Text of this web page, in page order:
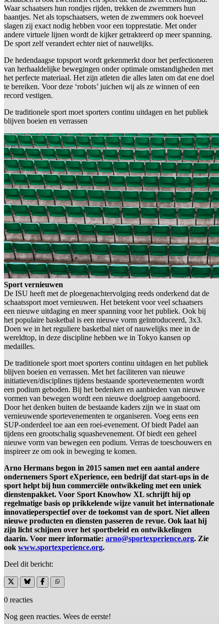
Waar schaatsers hun rondjes rijden, trekken de zwemmers hun
baantjes. Net als topschaatsers, weten de zwemmers ook hoeveel
slagen zij exact nodig hebben voor een topprestatie. Met onder
andere virtuele lijnen wordt de kijker getrakteerd op meer spanning.
De sport zelf verandert echter niet of nauwelijks.
De hedendaagse topsport wordt gekenmerkt door het perfectioneren
van herhaaldelijke bewegingen onder optimale omstandigheden met
het perfecte materiaal. Het zijn atleten die alles laten om dat ene doel
te bereiken. Voor deze ‘robots’ juichen wij als ze winnen of een
record vestigen.
De traditionele sport moet sporters continu uitdagen en het publiek
blijven boeien en verrassen
Sport vernieuwen
De ISU heeft met de ploegenachtervolging reeds onderkend dat de
schaatssport moet vernieuwen. Het betekent voor veel schaatsers
een nieuwe uitdaging en meer spanning voor het publiek. Ook bij
het populaire basketbal is een nieuwe vorm geïntroduceerd, 3x3.
Doen we in het reguliere basketbal niet of nauwelijks mee in de
wereldtop, in deze discipline hebben we in Tokyo kansen op
medailles.
De traditionele sport moet sporters continu uitdagen en het publiek
blijven boeien en verrassen. Met het faciliteren van nieuwe
initiatieven/disciplines tijdens bestaande sportevenementen wordt
een podium geboden. Bij het bedenken en aanbieden van nieuwe
vormen van bewegen wordt een nieuwe doelgroep aangeboord.
Door het denken buiten de bestaande kaders zijn we in staat om
vernieuwende sportevenementen te organiseren. Voeg eens een
SUP-onderdeel toe aan een roei-evenement. Of biedt Padel aan
tijdens een grootschalig squashevenement. Of biedt een geheel
nieuwe vorm van bewegen een podium. Verras de toeschouwers en
inspireer ze om ook in beweging te komen.
Arno Hermans begon in 2015 samen met een aantal andere
ondernemers Sport eXperience, een bedrijf dat start-ups in de
sport helpt bij hun commerciële ontwikkeling met een uniek
dienstenpakket. Voor Sport Knowhow XL schrijft hij op
regelmatige basis op prikkelende wijze vanuit het internationale
innovatieperspectief over de toekomst van de sport. Niet alleen
nieuwe producten en diensten passeren de revue. Ook laat hij
zijn licht schijnen over het sportbeleid en ontwikkelingen
daarin. Voor meer informatie: arno@sportexperience.org. Zie
ook www.sportexperience.org.
Deel dit bericht:
0 reacties
Nog geen reacties. Wees de eerste!